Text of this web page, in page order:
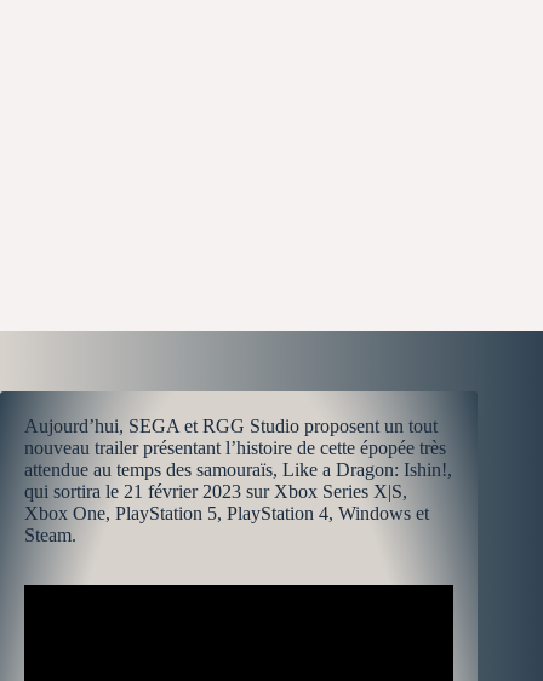
Aujourd’hui, SEGA et RGG Studio proposent un tout
nouveau trailer présentant l’histoire de cette épopée très
attendue au temps des samouraïs, Like a Dragon: Ishin!,
qui sortira le 21 février 2023 sur Xbox Series X|S,
Xbox One, PlayStation 5, PlayStation 4, Windows et
Steam.